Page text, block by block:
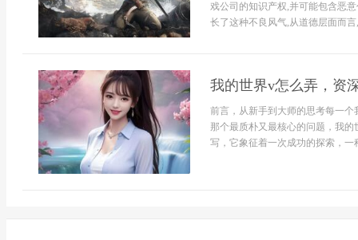
戏公司的知识产权,并可能包含恶
长了这种不良风气,从道德层面而
我的世界v怎么弄，资
前言，从新手到大师的思考每一
那个最质朴又最核心的问题，我
写，它象征着一次成功的探索，一